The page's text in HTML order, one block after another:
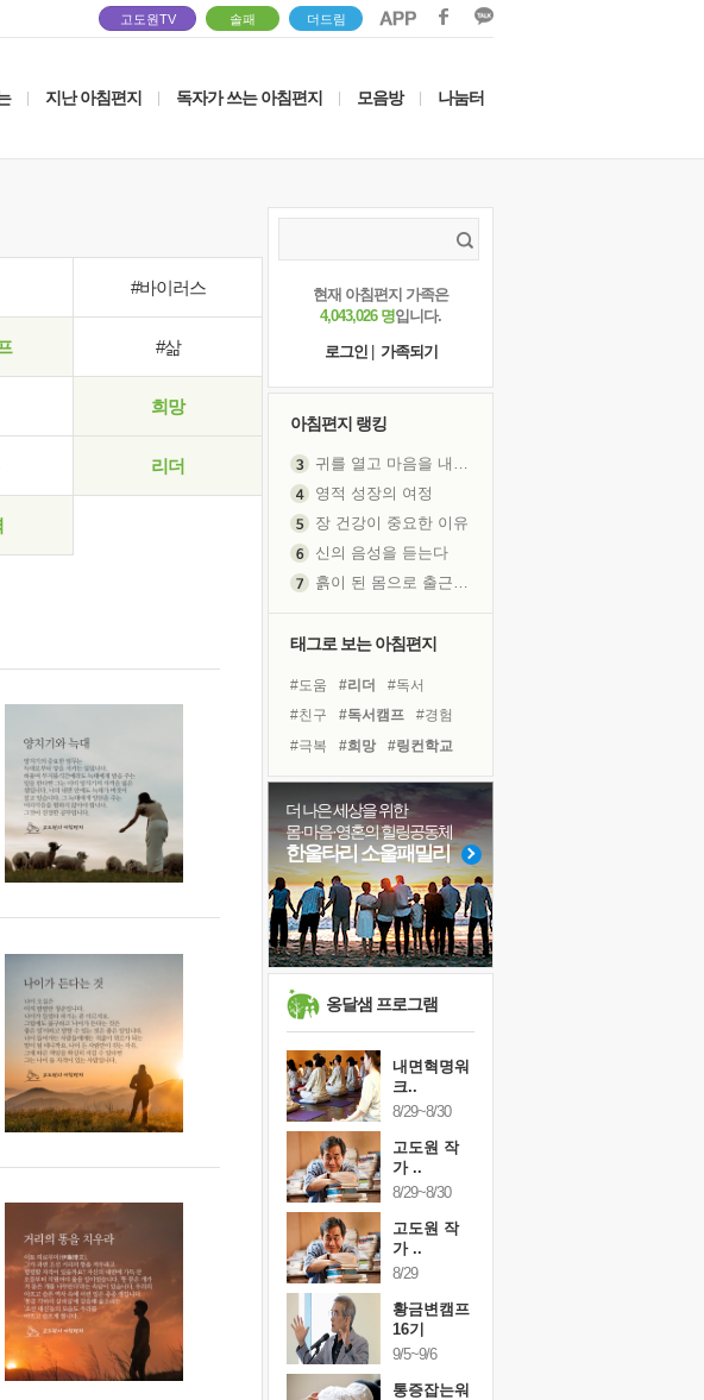
고도원TV 솔패 더드림
지난 아침편지 독자가 쓰는 아침편지 모음방 나눔터
#바이러스
#삶
희망
리더
현재 아침편지 가족은
4,043,026 명입니다.
로그인
가족되기
아침편지 랭킹
영적 성장의 여정
장 건강이 중요한 이유
신의 음성을 듣는다
극과 극의 양 끝단
아픈 아버지를 위한 공간 설계
슬럼프
보고 싶은 어머니
유년 시절의 부산 영도 바다
못된 꼰대들
희망이란
'모른다'는 것
귀를 열고 마음을 내어주고
태그로 보는 아침편지
#도움 #리더
#독서
#친구
#독서캠프
#경험
#극복
#희망
#링컨학교
#유튜브
#명상
#삶
#선택
#비전캠프
#나눔
#계획
#다짐
#힐링
#사람
#바이러스
#아이들
더 나은 세상을 위한
몸·마음·영혼의 힐링공동체
한울타리 소울패밀리
옹달샘 프로그램
건강명상법
스..
10/9~10/10
크..
통증잡는워
크숍
11/7~11/8
내면혁명워
크..
8/29~8/30
고도원 작
가 ..
8/29~8/30
고도원 작
가 ..
8/29
황금변캠프
16기
9/5~9/6
통증잡는워